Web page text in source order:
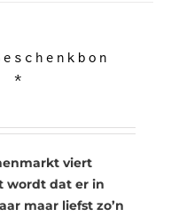
*
viert
wordt dat er in
maar liefst zo’n